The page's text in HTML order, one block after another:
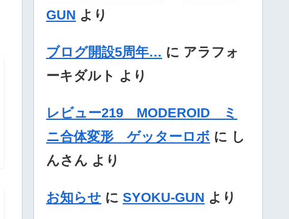
GUN より
ブログ開設5周年… に アラフォ
ーキダルト より
レビュー219 MODEROID ミ
ニ合体変形 ゲッターロボ に し
んさん より
お知らせ に SYOKU-GUN より